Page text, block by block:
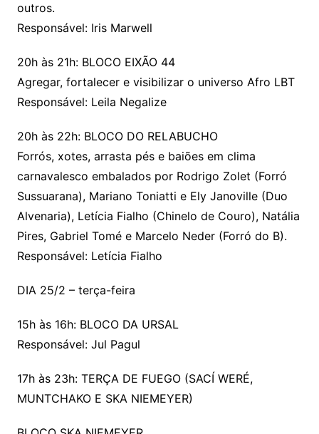
outros.
Responsável: Iris Marwell
20h às 21h: BLOCO EIXÃO 44
Agregar, fortalecer e visibilizar o universo Afro LBT
Responsável: Leila Negalize
20h às 22h: BLOCO DO RELABUCHO
Forrós, xotes, arrasta pés e baiões em clima
carnavalesco embalados por Rodrigo Zolet (Forró
Sussuarana), Mariano Toniatti e Ely Janoville (Duo
Alvenaria), Letícia Fialho (Chinelo de Couro), Natália
Pires, Gabriel Tomé e Marcelo Neder (Forró do B).
Responsável: Letícia Fialho
DIA 25/2 – terça-feira
15h às 16h: BLOCO DA URSAL
Responsável: Jul Pagul
17h às 23h: TERÇA DE FUEGO (SACÍ WERÉ,
MUNTCHAKO E SKA NIEMEYER)